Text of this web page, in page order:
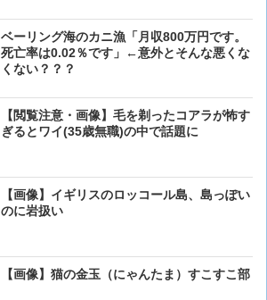
ベーリング海のカニ漁「月収800万円です。
死亡率は0.02％です」←意外とそんな悪くな
くない？？？
【閲覧注意・画像】毛を剃ったコアラが怖す
ぎるとワイ(35歳無職)の中で話題に
【画像】イギリスのロッコール島、島っぽい
のに岩扱い
【画像】猫の金玉（にゃんたま）すこすこ部
【閲覧注意・画像】毛を剃
ぎるとワイ(35歳無職)の中
【画像】 アメリカのケー
ダーメイドで作成したケー
【動画】男性、ロバにちょ
ベーリング海のカニ漁「月